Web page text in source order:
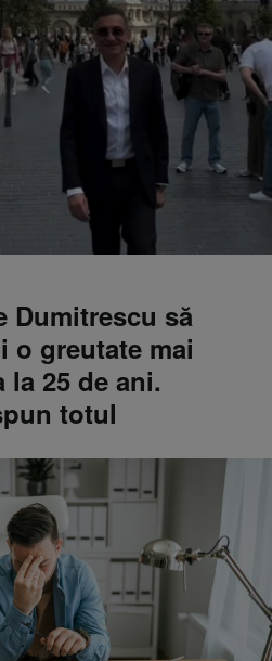
Dumitrescu să
o greutate mai
la 25 de ani.
totul